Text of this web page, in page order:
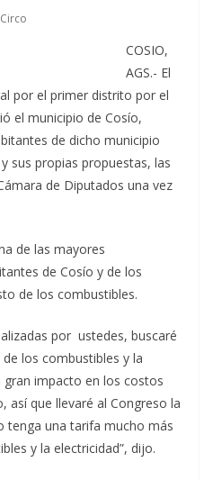
COSIO,
AGS.- El
por el primer distrito por el
el municipio de Cosío,
de dicho municipio
sus propias propuestas, las
de Diputados una vez
de las mayores
de Cosío y de los
de los combustibles.
por ustedes, buscaré
los combustibles y la
impacto en los costos
así que llevaré al Congreso la
tenga una tarifa mucho más
y la electricidad”, dijo.